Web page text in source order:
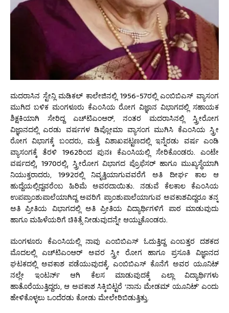
ಮದರಾಸಿನ ಸ್ಟೇನ್ಲಿ ಮಡಿಕಲ್ ಕಾಲೇಜಿನಲ್ಲಿ 1956-57ರಲ್ಲಿ ಎಂಬಿಬಿಎಸ್ ವ್ಯಾಸಂಗ
ಮುಗಿದ ಬಳಿಕ ಮಂಗಳೂರು ಕೆಎಂಸಿಯ ರೋಗ ವಿಜ್ಞಾನ ವಿಭಾಗದಲ್ಲಿ ಸಹಾಯಕ
ಶಿಕ್ಷಕಿಯಾಗಿ ಸೇರಿದ್ದ ಎಚ್‌ಟಿ‌ಎಂಆರ್, ನಂತರ ಮದರಾಸಿನಲ್ಲಿ ಸ್ತ್ರೀರೋಗ
ವಿಜ್ಞಾನದಲ್ಲಿ ಎರಡು ವರ್ಷಗಳ ಡಿಪ್ಲೋಮಾ ವ್ಯಾಸಂಗ ಮುಗಿಸಿ ಕೆಎಂಸಿಯ ಸ್ತ್ರೀ
ರೋಗ ವಿಭಾಗಕ್ಕೆ ಬಂದರು, ಮತ್ತೆ ವಿಶಾಖಪಟ್ಟಣದಲ್ಲಿ ಇನ್ನೆರಡು ವರ್ಷ ಎಂಡಿ
ವ್ಯಾಸಂಗಕ್ಕೆ ತೆರಳಿ 1962ರಿಂದ ಪುನಃ ಕೆಎಂಸಿಯಲ್ಲಿ ಸೇರಿಕೊಂಡರು. ಎಂಟೇ
ವರ್ಷದಲ್ಲಿ, 1970ರಲ್ಲಿ, ಸ್ತ್ರೀರೋಗ ವಿಭಾಗದ ಪ್ರೊಫೆಸರ್ ಹಾಗೂ ಮುಖ್ಯಸ್ಥೆಯಾಗಿ
ನಿಯುಕ್ತರಾದರು, 1992ರಲ್ಲಿ ನಿವೃತ್ತಿಯಾಗುವವರೆಗೆ ಅತಿ ದೀರ್ಘ ಕಾಲ ಆ
ಹುದ್ದೆಯಲ್ಲಿದ್ದವರೆಂಬ ಹಿರಿಮೆ ಅವರದಾಯಿತು. ನಡುವೆ ಕೆಲಕಾಲ ಕೆಎಂಸಿಯ
ಉಪಪ್ರಾಂಶುಪಾಲೆಯಾಗಿದ್ದ ಅವರಿಗೆ ಪ್ರಾಂಶುಪಾಲೆಯಾಗುವ ಅವಕಾಶವಿದ್ದರೂ ತನ್ನ
ಅತಿ ಪ್ರೀತಿಯ ವಿಭಾಗದಲ್ಲಿ ಅತಿ ಪ್ರೀತಿಯ ವಿದ್ಯಾರ್ಥಿಗಳಿಗೆ ಪಾಠ ಮಾಡುವುದು
ಹಾಗೂ ಮಹಿಳೆಯರಿಗೆ ಚಿಕಿತ್ಸೆ ನೀಡುವುದನ್ನೇ ಆಯ್ದುಕೊಂಡರು.
ಮಂಗಳೂರು ಕೆಎಂಸಿಯಲ್ಲಿ ನಾವು ಎಂಬಿಬಿಎಸ್ ಓದುತ್ತಿದ್ದ ಎಂಬತ್ತರ ದಶಕದ
ಮೊದಲಲ್ಲಿ ಎಚ್‌ಟಿ‌ಎಂಆರ್ ಅವರ ಸ್ತ್ರೀ ರೋಗ ಹಾಗೂ ಪ್ರಸೂತಿ ವಿಜ್ಞಾನದ
ಘಟಕದಲ್ಲಿ ಅವಕಾಶ ಪಡೆಯುವುದಕ್ಕೆ, ಎಂಬಿಬಿಎಸ್ ಕೊನೆಗೆ ಅವರ ಯೂನಿಟ್
ನಲ್ಲೇ ಇಂಟರ್ನ್ ಆಗಿ ಕೆಲಸ ಮಾಡುವುದಕ್ಕೆ ಎಲ್ಲಾ ವಿದ್ಯಾರ್ಥಿಗಳು
ಹಾತೊರೆಯುತ್ತಿದ್ದರು, ಆ ಅವಕಾಶ ಸಿಕ್ಕಿಬಿಟ್ಟರೆ ‘ನಾನು ಮೇಡಮ್ ಯೂನಿಟ್’ ಎಂದು
ಹೇಳಿಕೊಳ್ಳಲು ಒಂದೆರಡು ಕೋಡು ಮೇಲೇರಿಬಿಡುತ್ತಿತ್ತು.